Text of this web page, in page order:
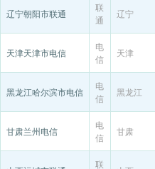
辽宁朝阳市联通
联
通
辽宁
天津天津市电信
电
信
天津
黑龙江哈尔滨市电信
电
信
黑龙江
甘肃兰州电信
电
信
甘肃
联